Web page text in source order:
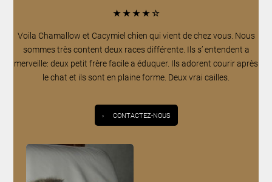
★★★★☆
Voila Chamallow et Cacymiel chien qui vient de chez vous. Nous
sommes très content deux races différente. Ils s’ entendent a
merveille: deux petit frère facile a éduquer. Ils adorent courir après
le chat et ils sont en plaine forme. Deux vrai cailles.
› CONTACTEZ-NOUS